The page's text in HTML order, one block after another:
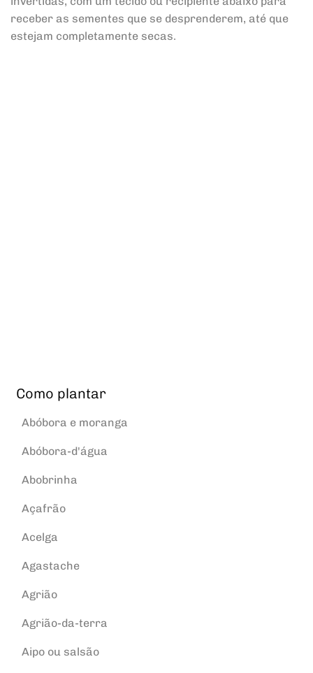
receber as sementes que se desprenderem, até que
estejam completamente secas.
Como plantar
Abóbora e moranga
Abóbora-d'água
Abobrinha
Açafrão
Acelga
Agastache
Agrião
Agrião-da-terra
Aipo ou salsão